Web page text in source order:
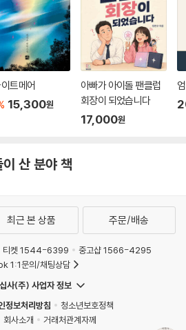
트메어
15,300원
아빠가 아이돌 팬클럽
회장이 되었습니다
17,000원
산 분야 책
최근 본 상품 주문/배송
티켓 1544-6399
중고샵 1566-4295
1:1문의/채팅상담
사(주) 사업자 정보
정보처리방침
청소년보호정책
회사소개
거래처관계자께